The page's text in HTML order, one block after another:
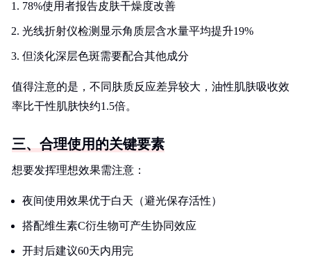
78%使用者报告皮肤干燥度改善
光线折射仪检测显示角质层含水量平均提升19%
但淡化深层色斑需要配合其他成分
值得注意的是，不同肤质反应差异较大，油性肌肤吸收效
率比干性肌肤快约1.5倍。
三、合理使用的关键要素
想要发挥理想效果需注意：
夜间使用效果优于白天（避光保存活性）
搭配维生素C衍生物可产生协同效应
开封后建议60天内用完